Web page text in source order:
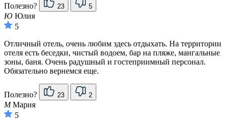
Полезно? 23 5
Ю Юлия
5
Отличный отель, очень любим здесь отдыхать. На территории
отеля есть беседки, чистый водоем, бар на пляже, мангальные
зоны, баня. Очень радушный и гостеприимный персонал.
Обязательно вернемся еще.
Полезно? 23 2
ММария
5